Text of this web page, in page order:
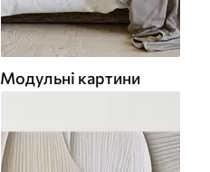
Модульні картини